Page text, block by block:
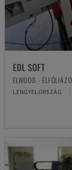
EDL SOFT
ELWOOD -
LENGYELORSZÁG